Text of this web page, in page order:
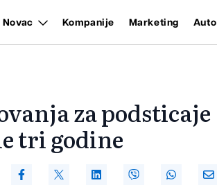
Novac Kompanije Marketing Auto
za podsticaje
tri godine